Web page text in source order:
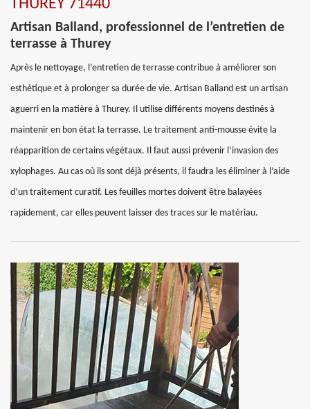
THUREY 71440
Artisan Balland, professionnel de l’entretien de
terrasse à Thurey
Après le nettoyage, l’entretien de terrasse contribue à améliorer son
esthétique et à prolonger sa durée de vie. Artisan Balland est un artisan
aguerri en la matière à Thurey. Il utilise différents moyens destinés à
maintenir en bon état la terrasse. Le traitement anti-mousse évite la
réapparition de certains végétaux. Il faut aussi prévenir l’invasion des
xylophages. Au cas où ils sont déjà présents, il faudra les éliminer à l’aide
d’un traitement curatif. Les feuilles mortes doivent être balayées
rapidement, car elles peuvent laisser des traces sur le matériau.